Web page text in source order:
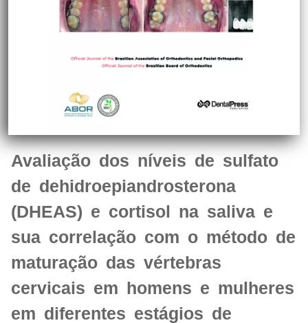
Avaliação dos níveis de sulfato
de dehidroepiandrosterona
(DHEAS) e cortisol na saliva e
sua correlação com o método de
maturação das vértebras
cervicais em homens e mulheres
em diferentes estágios de